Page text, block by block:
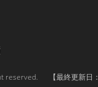
reserved. 【最終更新日：